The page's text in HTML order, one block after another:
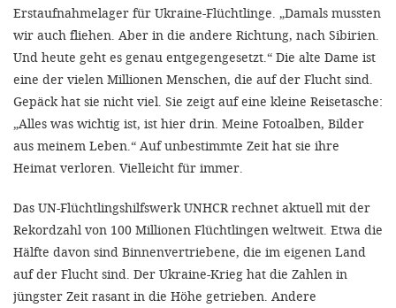
Erstaufnahmelager für Ukraine-Flüchtlinge. „Damals mussten
wir auch fliehen. Aber in die andere Richtung, nach Sibirien.
Und heute geht es genau entgegengesetzt.“ Die alte Dame ist
eine der vielen Millionen Menschen, die auf der Flucht sind.
Gepäck hat sie nicht viel. Sie zeigt auf eine kleine Reisetasche:
„Alles was wichtig ist, ist hier drin. Meine Fotoalben, Bilder
aus meinem Leben.“ Auf unbestimmte Zeit hat sie ihre
Heimat verloren. Vielleicht für immer.
Das UN-Flüchtlingshilfswerk UNHCR rechnet aktuell mit der
Rekordzahl von 100 Millionen Flüchtlingen weltweit. Etwa die
Hälfte davon sind Binnenvertriebene, die im eigenen Land
auf der Flucht sind. Der Ukraine-Krieg hat die Zahlen in
jüngster Zeit rasant in die Höhe getrieben. Andere
ALLEN